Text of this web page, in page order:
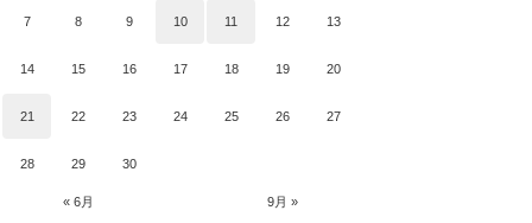
« 6月 9月 »
7 8 9 10 11 12 13
14 15 16 17 18 19 20
21 22 23 24 25 26 27
28 29 30